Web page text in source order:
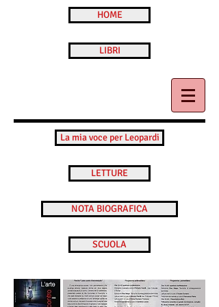
HOME
LIBRI
La mia voce per Leopardi
LETTURE
NOTA BIOGRAFICA
SCUOLA